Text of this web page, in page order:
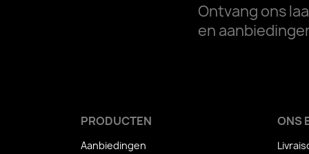
Ontvang ons
en
PRODUCTEN
Aanbiedingen
ONS